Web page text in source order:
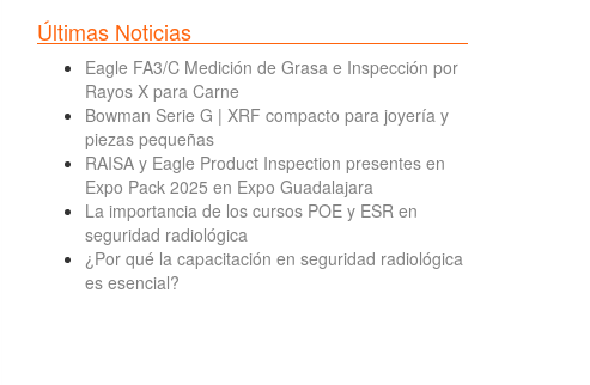
Últimas Noticias
Eagle FA3/C Medición de Grasa e Inspección por
Rayos X para Carne
Bowman Serie G | XRF compacto para joyería y
piezas pequeñas
RAISA y Eagle Product Inspection presentes en
Expo Pack 2025 en Expo Guadalajara
La importancia de los cursos POE y ESR en
seguridad radiológica
¿Por qué la capacitación en seguridad radiológica
es esencial?